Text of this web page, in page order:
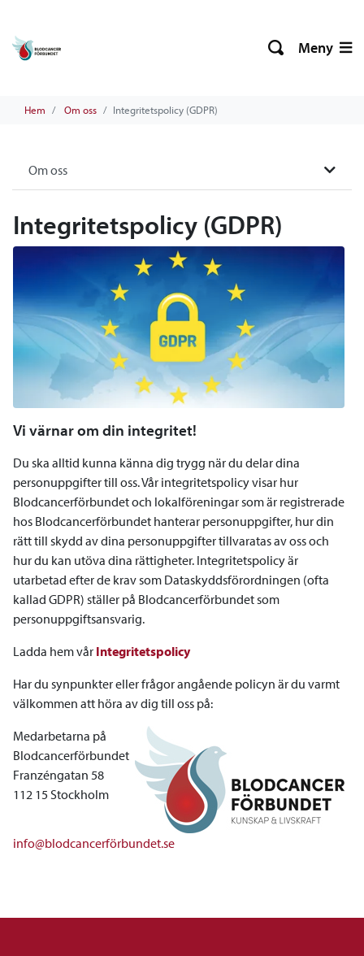
Meny
Hem Om oss Integritetspolicy (GDPR)
Om oss
Integritetspolicy (GDPR)
Vi värnar om din integritet!
Du ska alltid kunna känna dig trygg när du delar dina
personuppgifter till oss. Vår integritetspolicy visar hur
Blodcancerförbundet och lokalföreningar som är registrerade
hos Blodcancerförbundet hanterar personuppgifter, hur din
rätt till skydd av dina personuppgifter tillvaratas av oss och
hur du kan utöva dina rättigheter. Integritetspolicy är
utarbetad efter de krav som Dataskyddsförordningen (ofta
kallad GDPR) ställer på Blodcancerförbundet som
personuppgiftsansvarig.
Ladda hem vår Integritetspolicy
Har du synpunkter eller frågor angående policyn är du varmt
välkommen att höra av dig till oss på:
Medarbetarna på
Blodcancerförbundet
Franzéngatan 58
112 15 Stockholm
info@blodcancerförbundet.se